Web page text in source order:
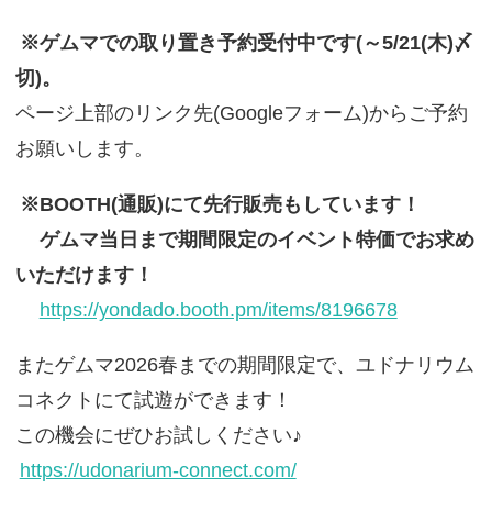
※ゲムマでの取り置き予約受付中です(～5/21(木)〆
切)。
ページ上部のリンク先(Googleフォーム)からご予約
お願いします。
※BOOTH(通販)にて先行販売もしています！
ゲムマ当日まで期間限定のイベント特価でお求め
いただけます！
https://yondado.booth.pm/items/8196678
またゲムマ2026春までの期間限定で、ユドナリウム
コネクトにて試遊ができます！
この機会にぜひお試しください♪
https://udonarium-connect.com/